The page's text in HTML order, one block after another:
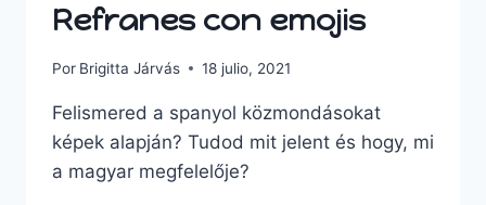
Refranes con emojis
Por Brigitta Járvás 18 julio, 2021
Felismered a spanyol közmondásokat
képek alapján? Tudod mit jelent és hogy, mi
a magyar megfelelője?